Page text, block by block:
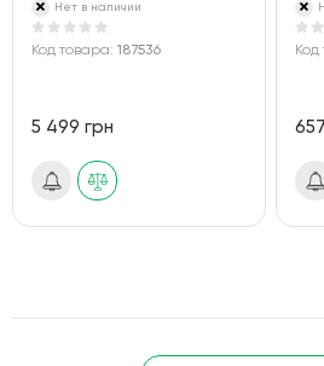
Нет в наличии
Код товара: 187536
5 499 грн